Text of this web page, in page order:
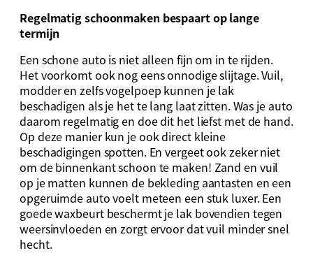
Regelmatig schoonmaken bespaart op lange
termijn
Een schone auto is niet alleen fijn om in te rijden.
Het voorkomt ook nog eens onnodige slijtage. Vuil,
modder en zelfs vogelpoep kunnen je lak
beschadigen als je het te lang laat zitten. Was je auto
daarom regelmatig en doe dit het liefst met de hand.
Op deze manier kun je ook direct kleine
beschadigingen spotten. En vergeet ook zeker niet
om de binnenkant schoon te maken! Zand en vuil
op je matten kunnen de bekleding aantasten en een
opgeruimde auto voelt meteen een stuk luxer. Een
goede waxbeurt beschermt je lak bovendien tegen
weersinvloeden en zorgt ervoor dat vuil minder snel
hecht.